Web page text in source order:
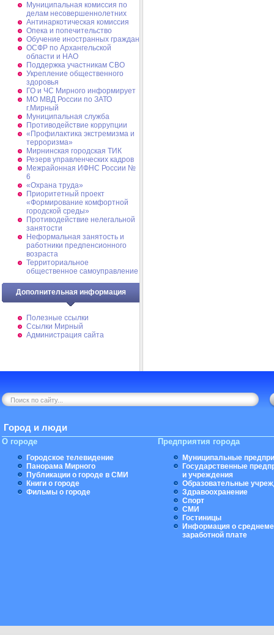
Муниципальная комиссия по
делам несовершеннолетних
Антинаркотическая комиссия
Опека и попечительство
Обучение иностранных граждан
ОСФР по Архангельской
области и НАО
Поддержка участникам СВО
Укрепление общественного
здоровья
ГО и ЧС Мирного информирует
МО МВД России по ЗАТО
г.Мирный
Муниципальная cлужба
Противодействие коррупции
«Профилактика экстремизма и
терроризма»
Мирнинская городская ТИК
Резерв управленческих кадров
Межрайонная ИФНС России №
6
«Охрана труда»
Приоритетный проект
«Формирование комфортной
городской среды»
Противодействие нелегальной
занятости
Неформальная занятость и
работники предпенсионного
возраста
Территориальное
общественное самоуправление
Дополнительная информация
Полезные ссылки
Ссылки Мирный
Администрация сайта
Город и люди
О городе
Городское телевидение
Панорама Мирного
Публикации о городе в СМИ
Книги о городе
Фильмы о городе
Предприятия города
Муниципальные
Государственные
и учреждения
Образовательные
Здравоохранение
Спорт
СМИ
Гостиницы
Информация о
заработной плате